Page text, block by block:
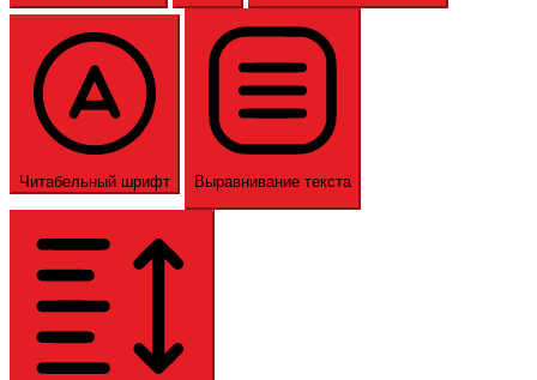
Читабельный шрифт Выравнивание текста